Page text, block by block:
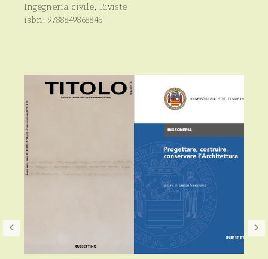
Ingegneria civile, Riviste
isbn: 9788849868845